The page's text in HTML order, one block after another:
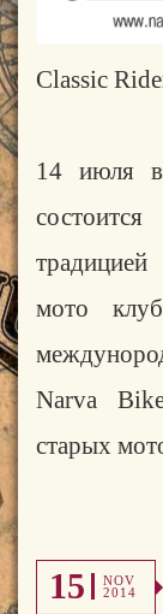
Classic
14 июля в
мото
Narva
старых
15
NOV
2014